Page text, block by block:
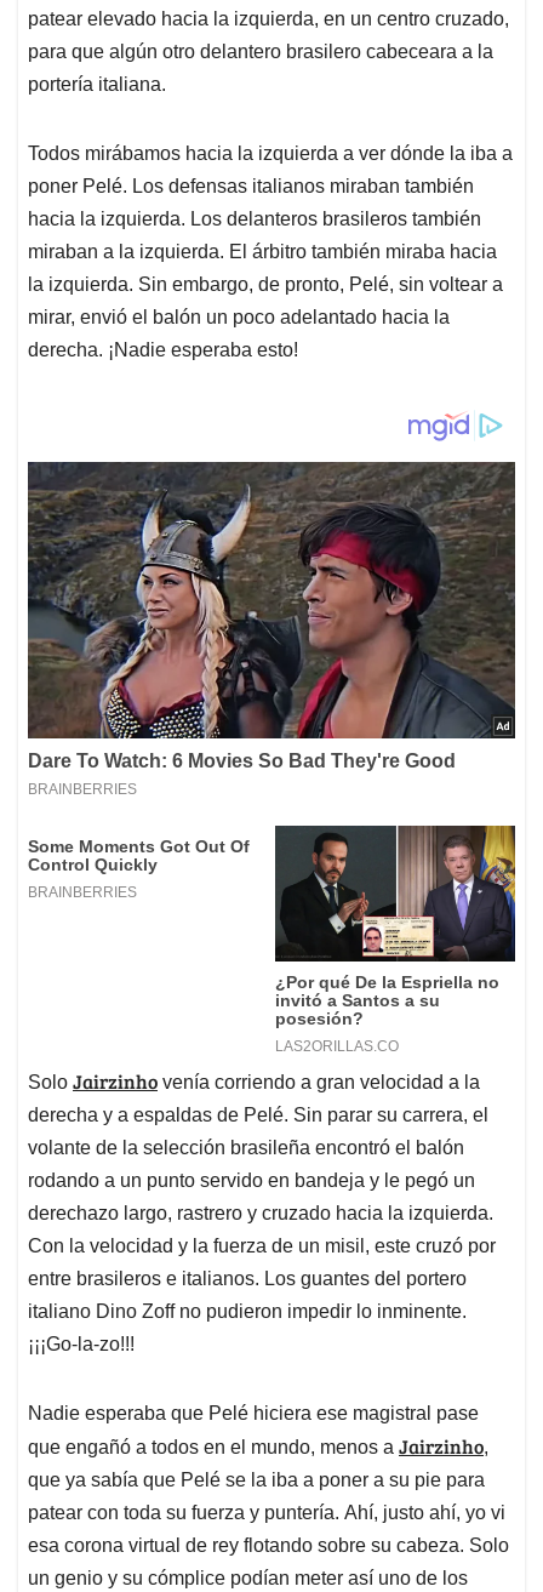
patear elevado hacia la izquierda, en un centro cruzado,
para que algún otro delantero brasilero cabeceara a la
portería italiana.
Todos mirábamos hacia la izquierda a ver dónde la iba a
poner Pelé. Los defensas italianos miraban también
hacia la izquierda. Los delanteros brasileros también
miraban a la izquierda. El árbitro también miraba hacia
la izquierda. Sin embargo, de pronto, Pelé, sin voltear a
mirar, envió el balón un poco adelantado hacia la
derecha. ¡Nadie esperaba esto!
Solo Jairzinho venía corriendo a gran velocidad a la
derecha y a espaldas de Pelé. Sin parar su carrera, el
volante de la selección brasileña encontró el balón
rodando a un punto servido en bandeja y le pegó un
derechazo largo, rastrero y cruzado hacia la izquierda.
Con la velocidad y la fuerza de un misil, este cruzó por
entre brasileros e italianos. Los guantes del portero
italiano Dino Zoff no pudieron impedir lo inminente.
¡¡¡Go-la-zo!!!
Nadie esperaba que Pelé hiciera ese magistral pase
que engañó a todos en el mundo, menos a Jairzinho,
que ya sabía que Pelé se la iba a poner a su pie para
patear con toda su fuerza y puntería. Ahí, justo ahí, yo vi
esa corona virtual de rey flotando sobre su cabeza. Solo
un genio y su cómplice podían meter así uno de los